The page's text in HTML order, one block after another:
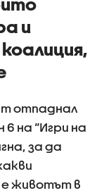
и
отпаднал
на “Игри на
за да
животът в